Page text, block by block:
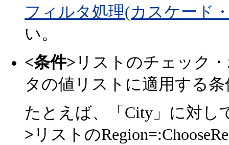
フィルタ処理(カスケード
い。
<条件> リストのチェック
タの値リストに適用する
たとえば、「City」に対し
> リストの